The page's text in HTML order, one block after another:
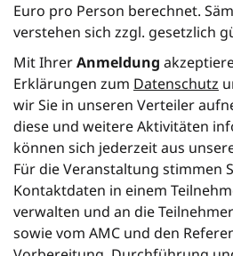
Euro pro Person berechnet.
verstehen sich zzgl. gesetzlich
Mit IhrerAnmeldung
Erklärungen zum Datenschutz
wir Sie in unseren Verteiler
diese und weitere Aktivitäten
können sich jederzeit aus
Für die Veranstaltung stimmen
Kontaktdaten in einem
verwalten und an die
sowie vom AMC und den